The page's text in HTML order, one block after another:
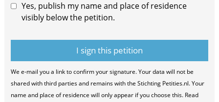
Yes, publish my name and place of residence
visibly below the petition.
We e-mail you a link to confirm your signature. Your data will not be
shared with third parties and remains with the Stichting Petities.nl. Your
name and place of residence will only appear if you choose this. Read